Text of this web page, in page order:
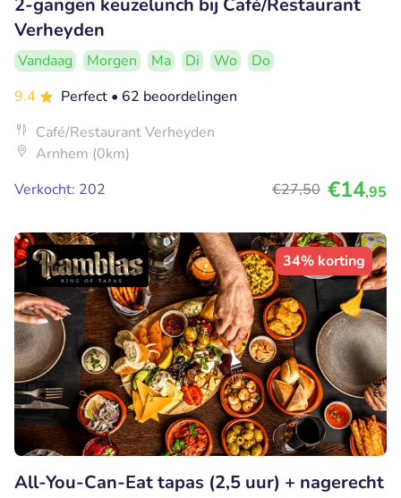
2-gangen keuzelunch bij Café/Restaurant
Verheyden
Vandaag Morgen Ma Di Wo
Do
9.4
Perfect • 62 beoordelingen
Café/Restaurant Verheyden
Arnhem (0km)
Verkocht: 202
€27,50 €14,95
34% korting
All-You-Can-Eat tapas (2,5 uur) + nagerecht